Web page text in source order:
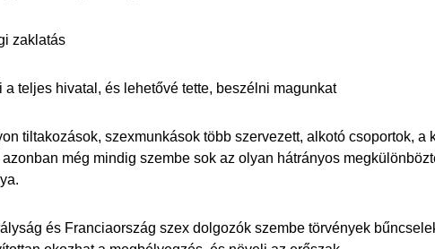
zaklatás
a teljes hivatal, és lehetővé tette, beszélni magunkat
tiltakozások, szexmunkások több szervezett, alkotó csoportok, a
még mindig szembe sok az olyan hátrányos
és Franciaország szex dolgozók szembe törvények